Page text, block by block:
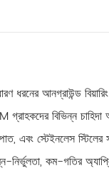
ধরনের আনগ্রাউন্ড
গ্রাহকদের বিভিন্ন
এবং স্টেইনলেস স্টিলের
নির্ভুলতা, কম-গতির